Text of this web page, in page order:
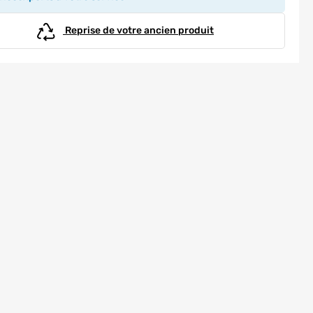
Reprise de votre ancien produit